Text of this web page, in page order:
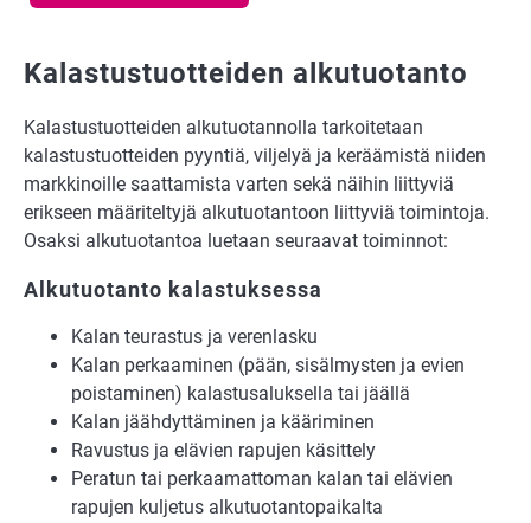
Kalastustuotteiden alkutuotanto
Kalastustuotteiden alkutuotannolla tarkoitetaan
kalastustuotteiden pyyntiä, viljelyä ja keräämistä niiden
markkinoille saattamista varten sekä näihin liittyviä
erikseen määriteltyjä alkutuotantoon liittyviä toimintoja.
Osaksi alkutuotantoa luetaan seuraavat toiminnot:
Alkutuotanto kalastuksessa
Kalan teurastus ja verenlasku
Kalan perkaaminen (pään, sisälmysten ja evien
poistaminen) kalastusaluksella tai jäällä
Kalan jäähdyttäminen ja kääriminen
Ravustus ja elävien rapujen käsittely
Peratun tai perkaamattoman kalan tai elävien
rapujen kuljetus alkutuotantopaikalta